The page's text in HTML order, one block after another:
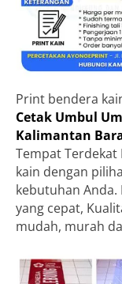
Print bendera
Cetak Umbul
Kalimantan
Tempat
kain dengan
kebutuhan
yang cepat,
mudah, murah